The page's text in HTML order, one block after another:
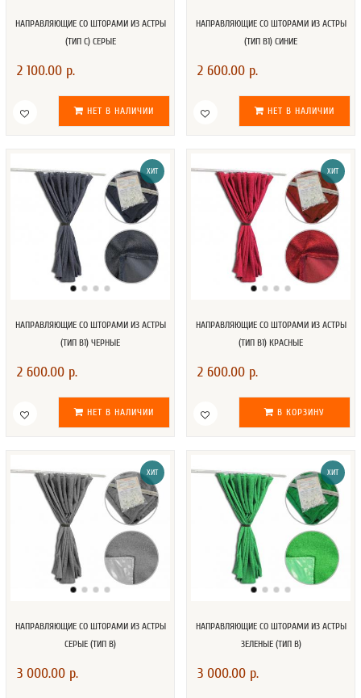
НАПРАВЛЯЮЩИЕ СО ШТОРАМИ ИЗ АСТРЫ
(ТИП С) СЕРЫЕ
2 100.00 р.
НЕТ В НАЛИЧИИ
НАПРАВЛЯЮЩИЕ СО ШТОРАМИ ИЗ АСТРЫ
(ТИП В1) СИНИЕ
2 600.00 р.
НЕТ В НАЛИЧИИ
ХИТ
НАПРАВЛЯЮЩИЕ СО ШТОРАМИ ИЗ АСТРЫ
(ТИП В1) ЧЕРНЫЕ
2 600.00 р.
НЕТ В НАЛИЧИИ
ХИТ
НАПРАВЛЯЮЩИЕ СО ШТОРАМИ ИЗ АСТРЫ
(ТИП В1) КРАСНЫЕ
2 600.00 р.
В КОРЗИНУ
ХИТ
НАПРАВЛЯЮЩИЕ СО ШТОРАМИ ИЗ АСТРЫ
СЕРЫЕ (ТИП В)
3 000.00 р.
ХИТ
НАПРАВЛЯЮЩИЕ СО ШТОРАМИ ИЗ АСТРЫ
ЗЕЛЕНЫЕ (ТИП В)
3 000.00 р.